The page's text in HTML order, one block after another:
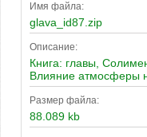
Имя файла:
glava_id87.zip
Описание:
Книга: главы,
Влияние атмосферы
Размер файла:
88.089 kb